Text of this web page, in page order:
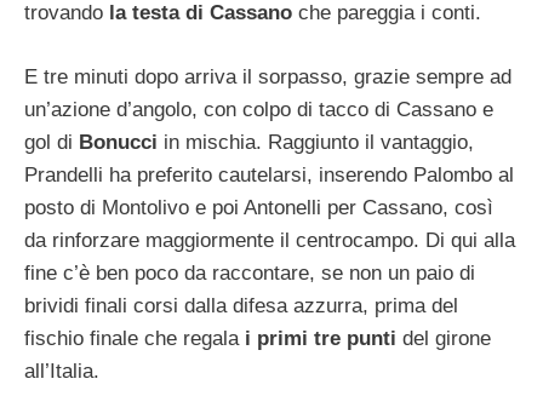
trovando la testa di Cassano che pareggia i conti.
E tre minuti dopo arriva il sorpasso, grazie sempre ad
un’azione d’angolo, con colpo di tacco di Cassano e
gol di Bonucci in mischia. Raggiunto il vantaggio,
Prandelli ha preferito cautelarsi, inserendo Palombo al
posto di Montolivo e poi Antonelli per Cassano, così
da rinforzare maggiormente il centrocampo. Di qui alla
fine c’è ben poco da raccontare, se non un paio di
brividi finali corsi dalla difesa azzurra, prima del
fischio finale che regala i primi tre punti del girone
all’Italia.